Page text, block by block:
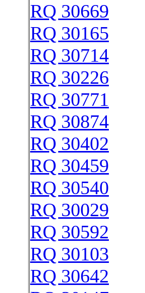
RQ 30669
RQ 30165
RQ 30714
RQ 30226
RQ 30771
RQ 30874
RQ 30402
RQ 30459
RQ 30540
RQ 30029
RQ 30592
RQ 30103
RQ 30642